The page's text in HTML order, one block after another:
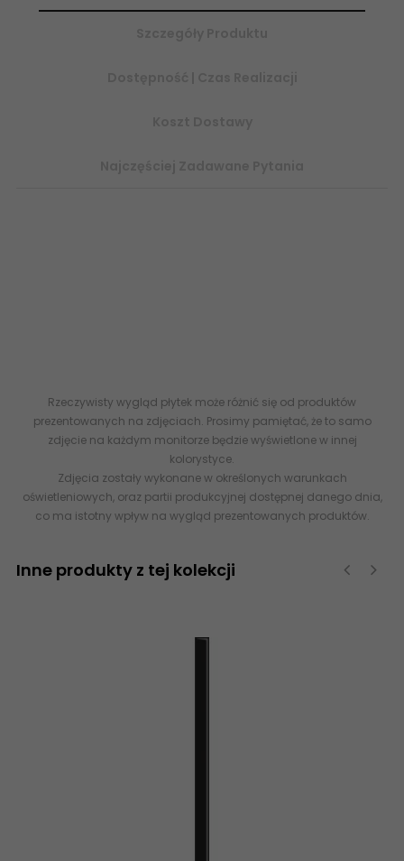
Rzeczywisty wygląd płytek może różnić się od produktów
prezentowanych na zdjęciach. Prosimy pamiętać, że to samo
zdjęcie na każdym monitorze będzie wyświetlone w innej
kolorystyce.
Zdjęcia zostały wykonane w określonych warunkach
oświetleniowych, oraz partii produkcyjnej dostępnej danego dnia,
co ma istotny wpływ na wygląd prezentowanych produktów.
Inne produkty z tej kolekcji